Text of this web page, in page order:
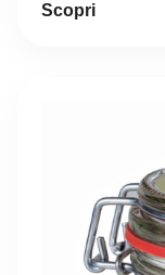
Scopri